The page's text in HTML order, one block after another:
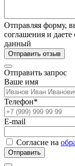
Отправляя форму,
соглашения и
данный
Отправить отзыв
Отправить запрос
Ваше имя
Телефон*
E-mail
Согласие на
Отправить